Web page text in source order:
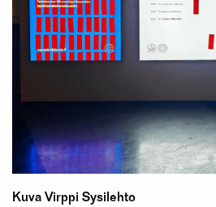
Kuva Virppi Sysilehto